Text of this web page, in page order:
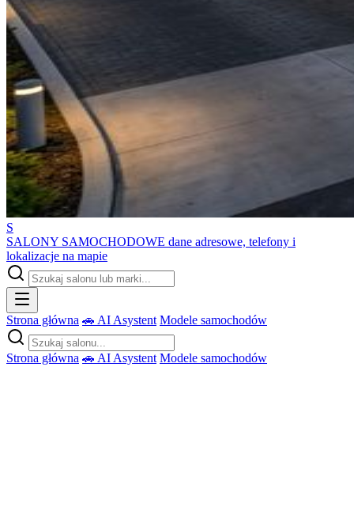
S
SALONY SAMOCHODOWE dane adresowe, telefony i
lokalizacje na mapie
Strona główna 🚗 AI Asystent Modele samochodów
Strona główna 🚗 AI Asystent Modele samochodów